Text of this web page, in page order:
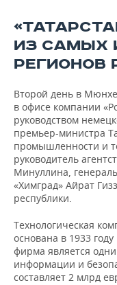
ИЗ САМЫХ
РЕГИОНОВ
Второй день в
в офисе компании
руководством
премьер-министра
промышленности и
руководитель
Минуллина,
«Химград» Айрат
республики.
Технологическая
основана в 1933
фирма является
информации и
составляет 2 млрд